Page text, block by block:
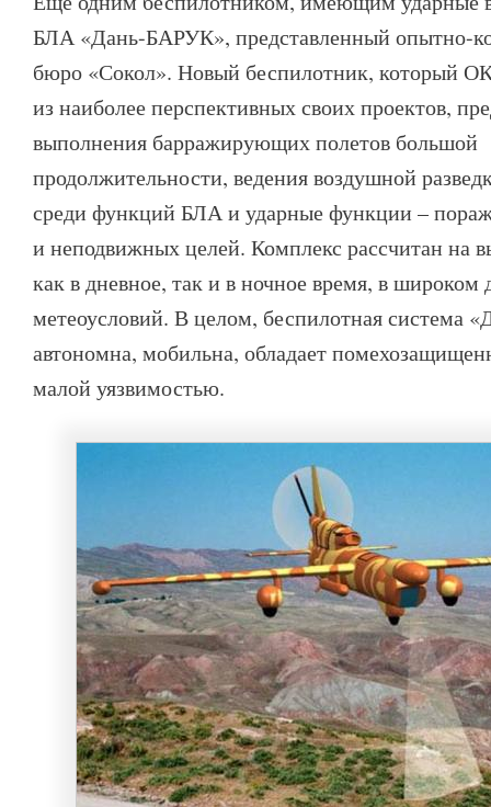
БЛА «Дань-БАРУК», представленный опытно-
бюро «Сокол». Новый беспилотник, который
из наиболее перспективных своих проектов,
выполнения барражирующих полетов большой
продолжительности, ведения воздушной
среди функций БЛА и ударные функции –
и неподвижных целей. Комплекс рассчитан на
как в дневное, так и в ночное время, в широком
метеоусловий. В целом, беспилотная система
автономна, мобильна, обладает
малой уязвимостью.